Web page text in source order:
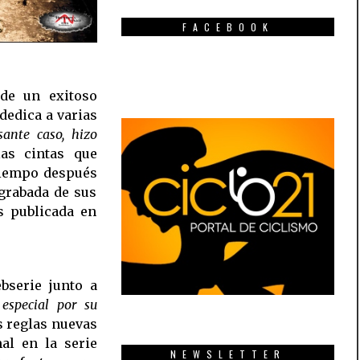
un exitoso
a varias
caso, hizo
cintas que
después
de sus
publicada en
junto a
por su
reglas nuevas
en la serie
FACEBOOK
NEWSLETTER